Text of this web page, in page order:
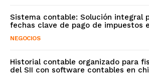
Sistema contable: Solución integral
fechas clave de pago de impuestos
NEGOCIOS
Historial contable organizado para
del SII con software contables en